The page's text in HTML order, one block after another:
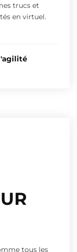
trucs et
en virtuel.
tous les